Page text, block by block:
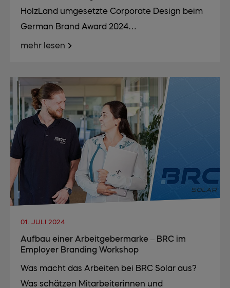
HolzLand umgesetzte Corporate Design beim
German Brand Award 2024…
mehr lesen
01. JULI 2024
Aufbau einer Arbeitgebermarke – BRC im
Employer Branding Workshop
Was macht das Arbeiten bei BRC Solar aus?
Was schätzen Mitarbeiterinnen und